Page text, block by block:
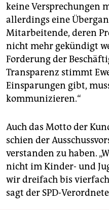
keine Versprechungen
allerdings eine
Mitarbeitende, deren
nicht mehr gekündigt
Forderung der
Transparenz stimmt
Einsparungen gibt,
kommunizieren.“
Auch das Motto der
schien der
verstanden zu haben.
nicht im Kinder- und
wir dreifach bis
sagt der SPD-